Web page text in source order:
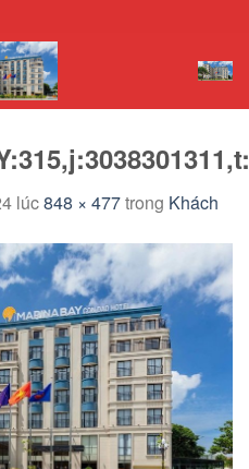
lúc848 × 477trong Khách